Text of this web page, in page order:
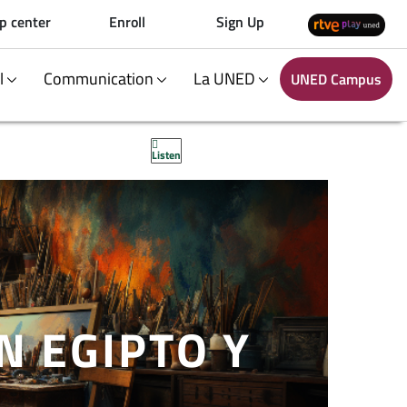
center Enroll Sign Up
Communication La UNED UNED Campus
Listen
EGIPTO Y